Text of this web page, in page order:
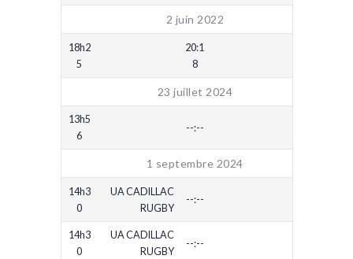
2 juin 2022
18h2
5
20:1
8
23 juillet 2024
13h5
6
--:--
1 septembre 2024
14h3
0
UA CADILLAC
RUGBY
--:--
14h3
0
UA CADILLAC
RUGBY
--:--